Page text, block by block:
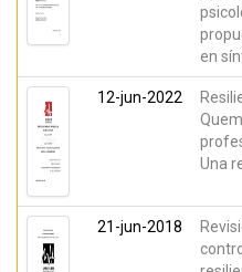
en
12-jun-2022
Una
21-jun-2018